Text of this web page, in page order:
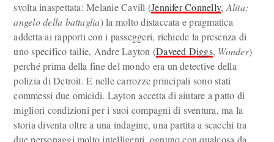
svolta inaspettata: Melanie Cavill (Jennifer Connelly, Alita:
angelo della battaglia) la molto distaccata e pragmatica
addetta ai rapporti con i passeggeri, richiede la presenza di
uno specifico tailie, Andre Layton (Daveed Diggs, Wonder)
perché prima della fine del mondo era un detective della
polizia di Detroit. E nelle carrozze principali sono stati
commessi due omicidi. Layton accetta di aiutare a patto di
migliori condizioni per i suoi compagni di sventura, ma la
storia diventa oltre a una indagine, una partita a scacchi tra
due personaggi molto intelligenti, ognuno con qualcosa da